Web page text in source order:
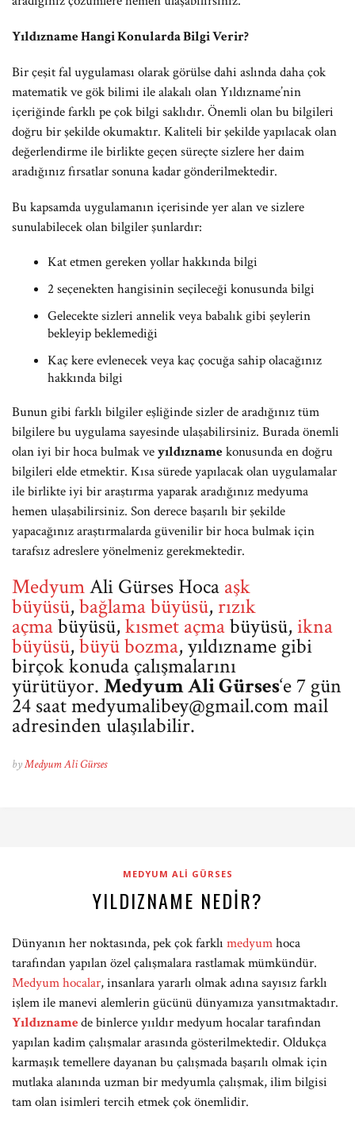
Yıldızname Hangi Konularda Bilgi Verir?
Bir çeşit fal uygulaması olarak görülse dahi aslında daha çok
matematik ve gök bilimi ile alakalı olan Yıldızname’nin
içeriğinde farklı pe çok bilgi saklıdır. Önemli olan bu bilgileri
doğru bir şekilde okumaktır. Kaliteli bir şekilde yapılacak olan
değerlendirme ile birlikte geçen süreçte sizlere her daim
aradığınız fırsatlar sonuna kadar gönderilmektedir.
Bu kapsamda uygulamanın içerisinde yer alan ve sizlere
sunulabilecek olan bilgiler şunlardır:
Kat etmen gereken yollar hakkında bilgi
2 seçenekten hangisinin seçileceği konusunda bilgi
Gelecekte sizleri annelik veya babalık gibi şeylerin
bekleyip beklemediği
Kaç kere evlenecek veya kaç çocuğa sahip olacağınız
hakkında bilgi
Bunun gibi farklı bilgiler eşliğinde sizler de aradığınız tüm
bilgilere bu uygulama sayesinde ulaşabilirsiniz. Burada önemli
olan iyi bir hoca bulmak veyıldıznamekonusunda en doğru
bilgileri elde etmektir. Kısa sürede yapılacak olan uygulamalar
ile birlikte iyi bir araştırma yaparak aradığınız medyuma
hemen ulaşabilirsiniz. Son derece başarılı bir şekilde
yapacağınız araştırmalarda güvenilir bir hoca bulmak için
tarafsız adreslere yönelmeniz gerekmektedir.
MedyumAli Gürses Hoca aşk
büyüsü, bağlama büyüsü, rızık
açmabüyüsü, kısmet açmabüyüsü, ikna
büyüsü, büyü bozma, yıldızname gibi
birçok konuda çalışmalarını
yürütüyor. Medyum Ali Gürses‘e 7 gün
24 saatmedyumalibey@gmail.commail
adresinden ulaşılabilir.
byMedyum Ali Gürses
MEDYUM ALI GÜRSES
YILDIZNAME NEDIR?
Dünyanın her noktasında, pek çok farklı medyumhoca
tarafından yapılan özel çalışmalara rastlamak mümkündür.
Medyum hocalar, insanlara yararlı olmak adına sayısız farklı
işlem ile manevi alemlerin gücünü dünyamıza yansıtmaktadır.
Yıldıznamede binlerce yııldır medyum hocalar tarafından
yapılan kadim çalışmalar arasında gösterilmektedir. Oldukça
karmaşık temellere dayanan bu çalışmada başarılı olmak için
mutlaka alanında uzman bir medyumla çalışmak, ilim bilgisi
tam olan isimleri tercih etmek çok önemlidir.